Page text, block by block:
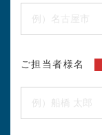
ご担当者様名